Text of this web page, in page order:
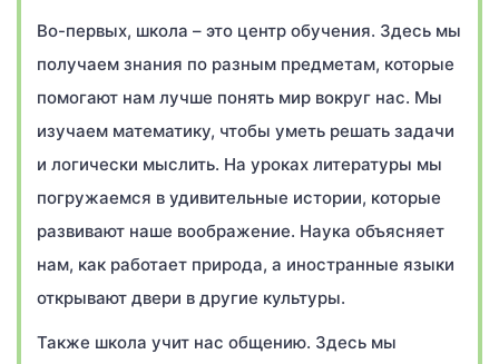
Во-первых, школа – это центр обучения. Здесь мы
получаем знания по разным предметам, которые
помогают нам лучше понять мир вокруг нас. Мы
изучаем математику, чтобы уметь решать задачи
и логически мыслить. На уроках литературы мы
погружаемся в удивительные истории, которые
развивают наше воображение. Наука объясняет
нам, как работает природа, а иностранные языки
открывают двери в другие культуры.
Также школа учит нас общению. Здесь мы